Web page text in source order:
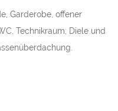
Garderobe, offener
Technikraum, Diele und